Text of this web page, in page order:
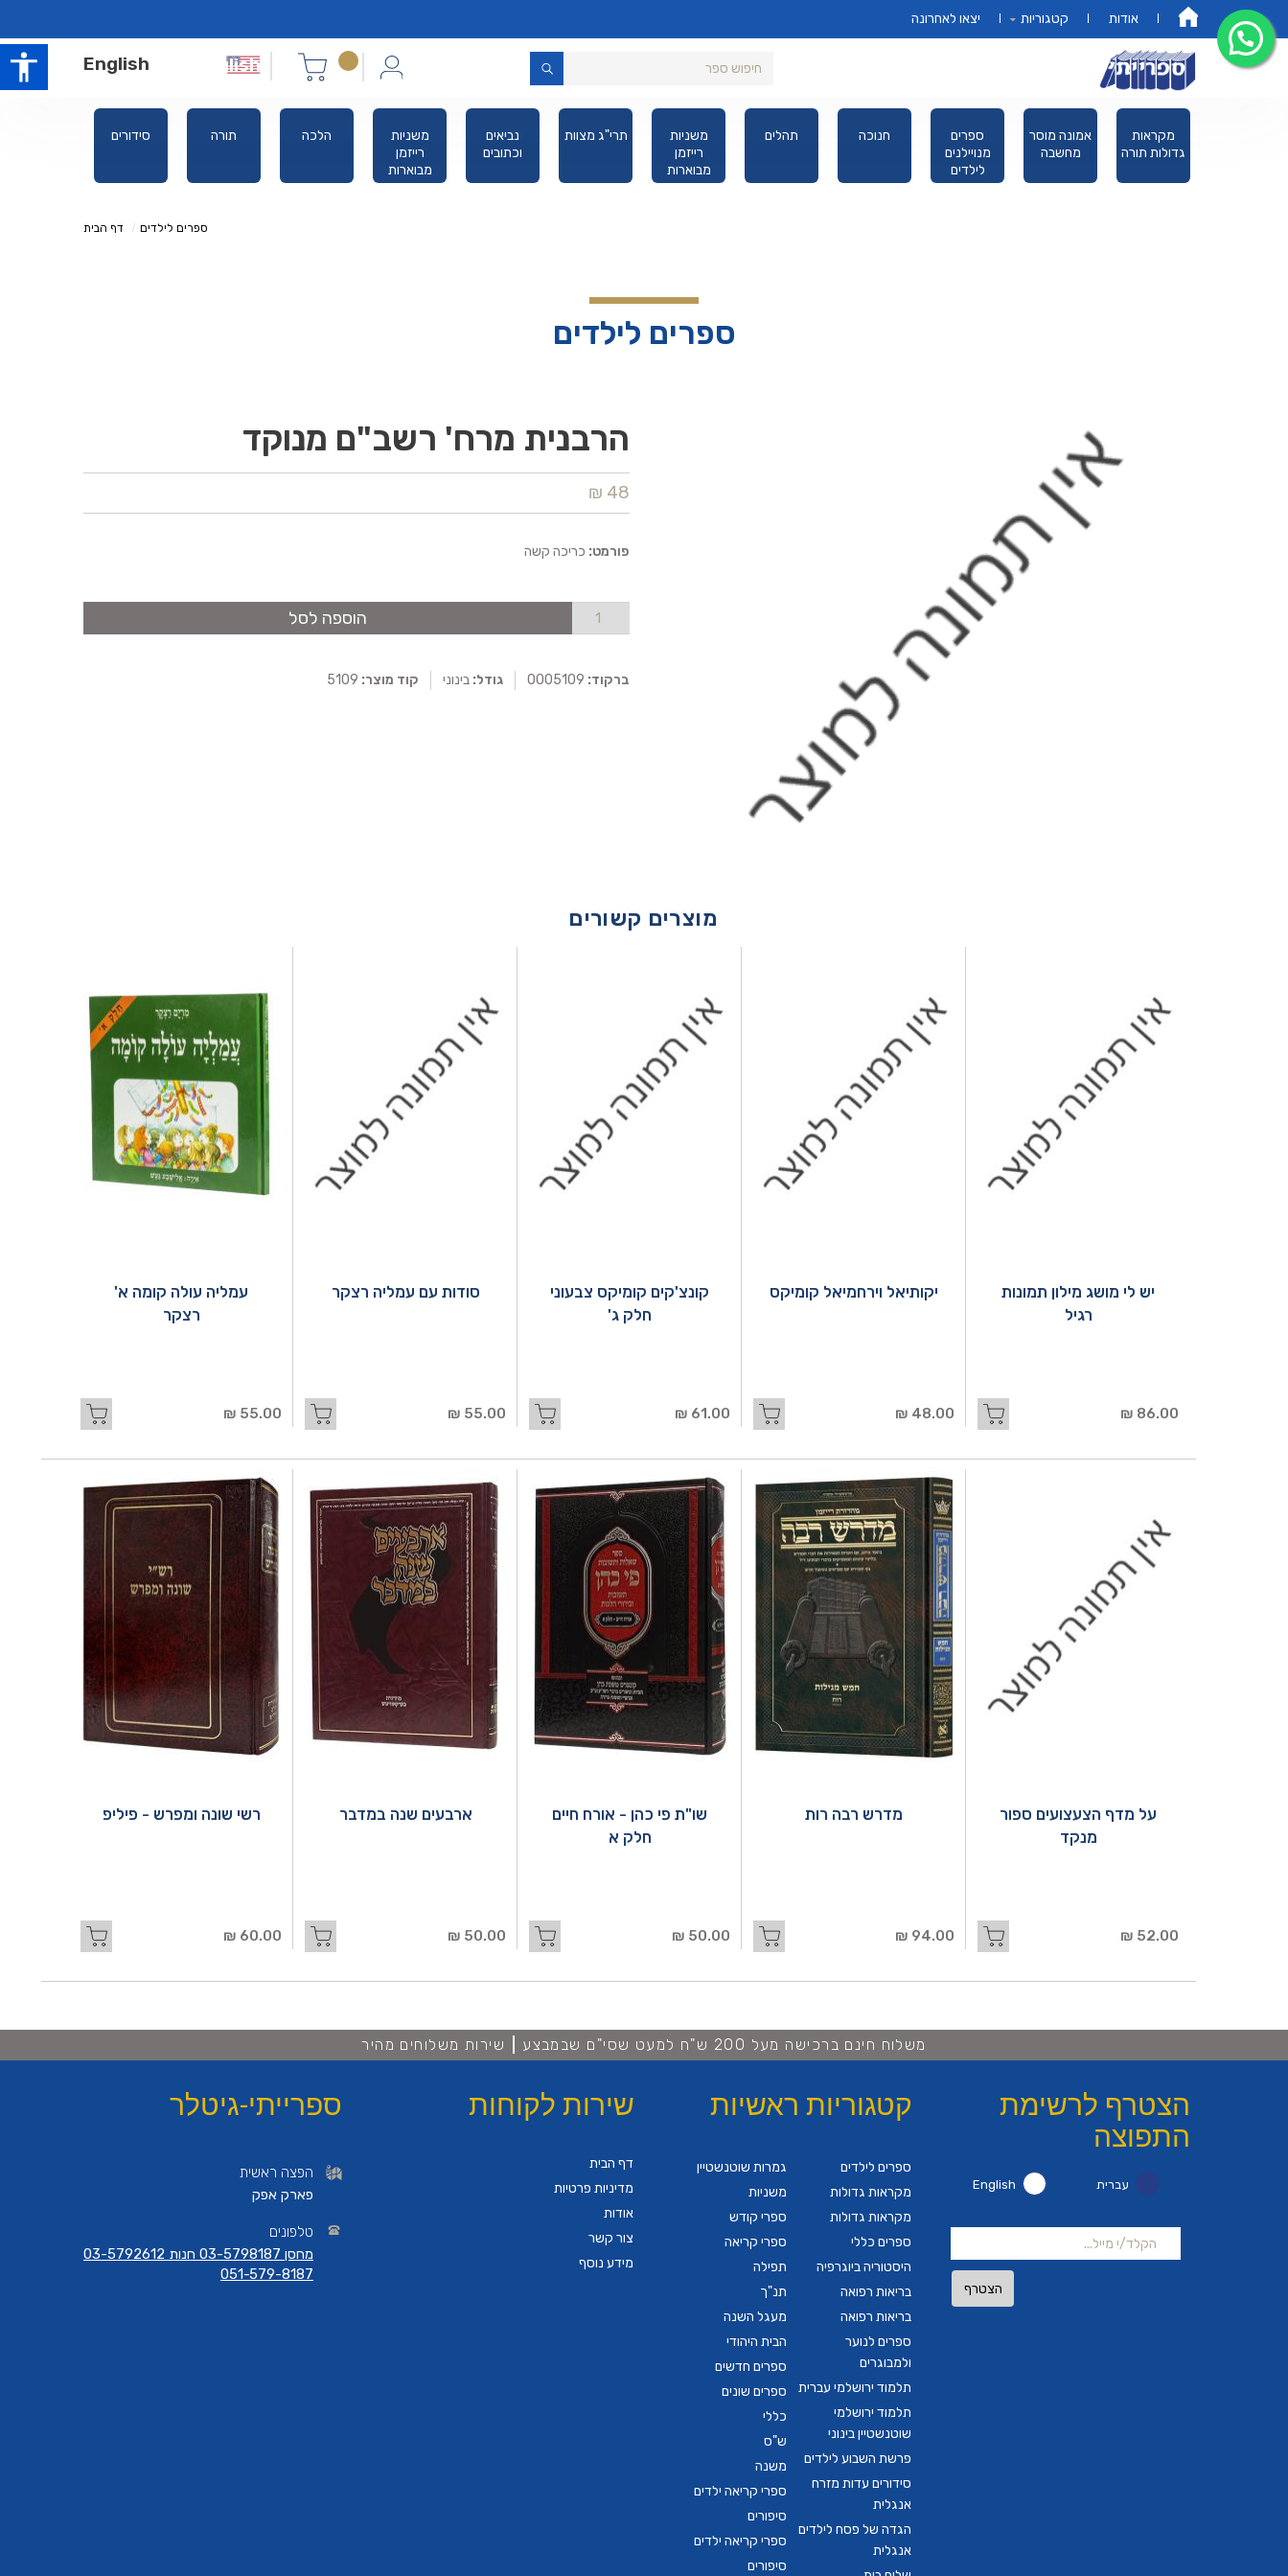
אודות קטגוריות יצאו לאחרונה
English
סידורים תורה הלכה
משניות
רייזמן
מבוארות
נביאים
וכתובים
תרי"ג מצוות
משניות
רייזמן
מבוארות
מהדורת כיס
תהלים חנוכה
ספרים
מנויילנים
לילדים
אמונה מוסר
מחשבה
מקראות
גדולות תורה
דף הבית ספרים לילדים
ספרים לילדים
הרבנית מרח' רשב"ם מנוקד
48 ₪
פורמט: כריכה קשה
הוספה לסל
ברקוד: גודל: בינוני קוד מוצר:
מוצרים קשורים
יש לי מושג מילון תמונות
רגיל
86.00 ₪
יקותיאל וירחמיאל קומיקס
48.00 ₪
קונצ'קים קומיקס צבעוני
חלק ג'
61.00 ₪
סודות עם עמליה רצקר
55.00 ₪
עמליה עולה קומה א'
רצקר
55.00 ₪
על מדף הצעצועים ספור
מנקד
52.00 ₪
מדרש רבה רות
94.00 ₪
שו"ת פי כהן - אורח חיים
חלק א
50.00 ₪
ארבעים שנה במדבר
50.00 ₪
רשי שונה ומפרש - פיליפ
60.00 ₪
משלוח חינם ברכישה מעל 200 ש"ח למעט שסי"ם שבמבצע שירות משלוחים מהיר
ספרייתי-גיטלר
הפצה ראשית
פארק אפק
טלפונים
מחסן 03-5798187 חנות 03-5792612
051-579-8187
הצטרף לרשימת
התפוצה
עברית English
הצטרף
קטגוריות ראשיות
גמרות שוטנשטיין
משניות
ספרי קודש
ספרי קריאה
תפילה
תנ"ך
מעגל השנה
הבית היהודי
ספרים חדשים
ספרים שונים
כללי
ש"ס
משנה
ספרי קריאה ילדים
סיפורים
ספרי קריאה ילדים
סיפורים
ספרים לילדים
מקראות גדולות
מקראות גדולות
ספרים כללי
היסטוריה ביוגרפיה
בריאות רפואה
בריאות רפואה
ספרים לנוער
ולמבוגרים
תלמוד ירושלמי עברית
תלמוד ירושלמי
שוטנשטיין בינוני
פרשת השבוע לילדים
סידורים עדות מזרח
אנגלית
הגדה של פסח לילדים
אנגלית
שירות לקוחות
דף הבית
מדיניות פרטיות
אודות
צור קשר
מידע נוסף